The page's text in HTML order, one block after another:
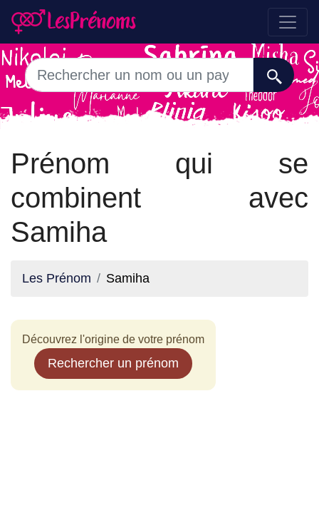
Prénom qui se
combinent avec
Samiha
Les Prénom Samiha
Découvrez l'origine de votre prénom
Rechercher un prénom